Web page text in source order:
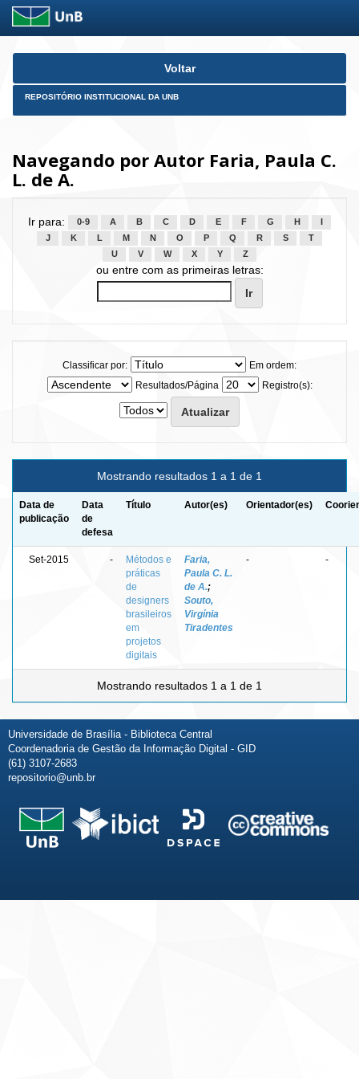
Skip
Voltar
REPOSITÓRIO INSTITUCIONAL DA UNB
Navegando por Autor Faria, Paula C.
L. de A.
Ir para: 0-9 A B C D E F G H
J
K L M N O P Q R S
T
U
V W X Y Z
ou entre com as primeiras letras:
Classificar por:
Em ordem:
Resultados/Página
Registro(s):
Mostrando resultados 1 a 1 de 1
Data de
publicação
Data
de
defesa
Título Autor(es) Orientador(es)
Set-2015 -
Métodos e
práticas
de
designers
brasileiros
em
projetos
digitais
Faria,
Paula C. L.
de A.;
Souto,
Virgínia
Tiradentes
- -
Mostrando resultados 1 a 1 de 1
Universidade de Brasília - Biblioteca Central
Coordenadoria de Gestão da Informação Digital - GID
(61) 3107-2683
repositorio@unb.br